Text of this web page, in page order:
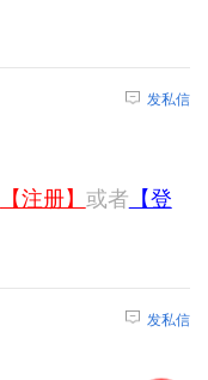
发私信
【注册】 或者 【登
发私信